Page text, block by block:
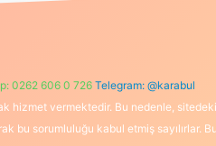
0262 606 0 726 Telegram: @karabul
hizmet vermektedir. Bu nedenle,
bu sorumluluğu kabul etmiş sayılırlar.